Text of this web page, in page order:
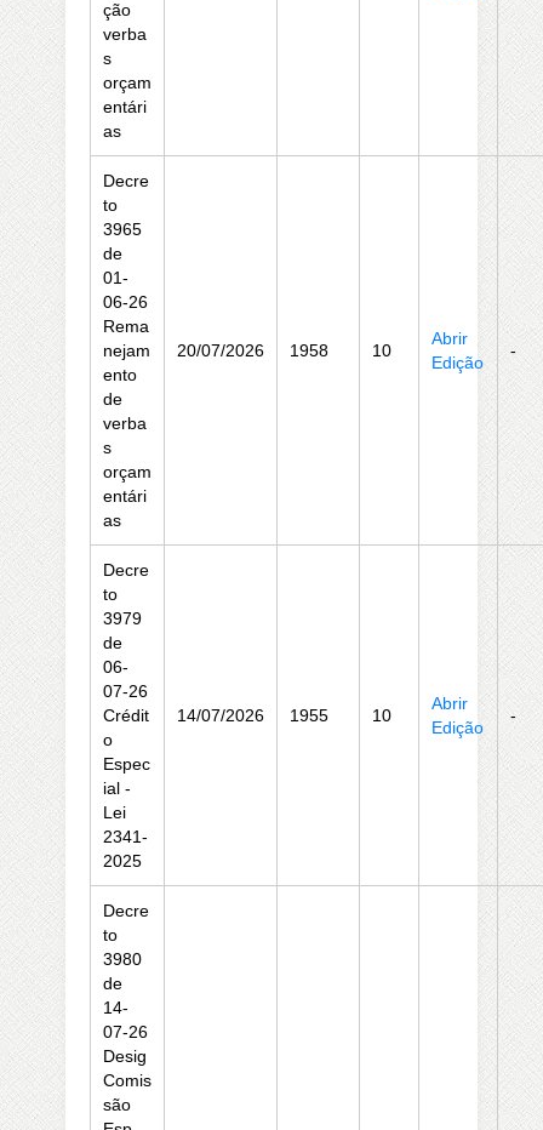
ção
verba
s
orçam
entári
as
Decre
to
3965
de
01-
06-26
Rema
nejam
ento
de
verba
s
orçam
entári
as
20/07/2026 1958 10
Abrir
Edição
-
Decre
to
3979
de
06-
07-26
Crédit
o
Espec
ial -
Lei
2341-
2025
14/07/2026 1955 10
Abrir
Edição
-
Decre
to
3980
de
14-
07-26
Desig
Comis
são